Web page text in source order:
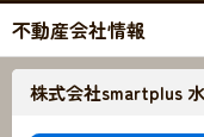
不動産会社情報
株式会社smartplus